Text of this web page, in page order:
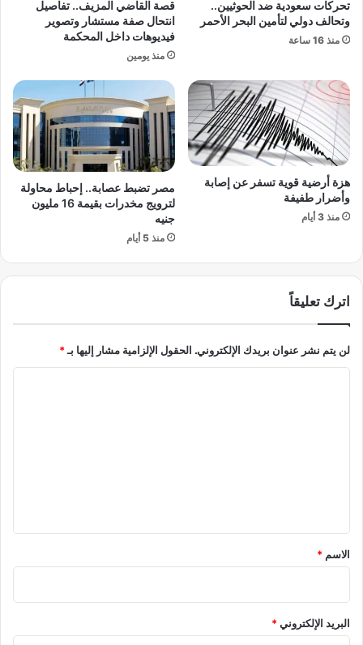
ما
ل
د
ر
ي
ل
م
ص
ر
ي
تحركات سعودية ضد الحوثيين..
وتحالف دولي لتأمين البحر الأحمر
منذ 16 ساعة
قصة القاضي المزيف.. تفاصيل
انتحال صفة مستشار وتصوير
فيديوهات داخل المحكمة
منذ يومين
هزة أرضية قوية تسفر عن إصابة
وأضرار طفيفة
منذ 3 أيام
مصر تضبط عصابة.. إحباط محاولة
لترويج مخدرات بقيمة 16 مليون
جنيه
منذ 5 أيام
اترك تعليقاً
لن يتم نشر عنوان بريدك الإلكتروني. الحقول الإلزامية مشار إليها بـ*
*
الاسم *
البريد الإلكتروني*